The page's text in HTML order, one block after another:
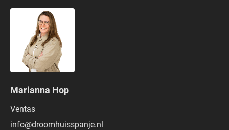
Marianna Hop
Ventas
info@droomhuisspanje.nl